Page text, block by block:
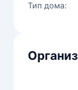
Тип дома: